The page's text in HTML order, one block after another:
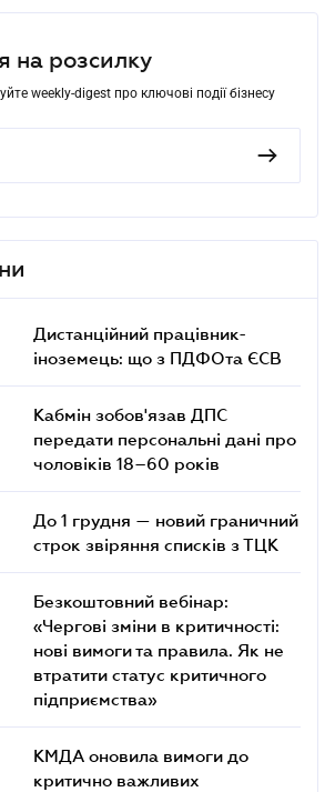
на розсилку
weekly-digest про ключові події бізнесу
Дистанційний працівник-
іноземець: що з ПДФОта ЄСВ
Кабмін зобов'язав ДПС
передати персональні дані про
чоловіків 18–60 років
До 1 грудня — новий граничний
строк звіряння списків з ТЦК
Безкоштовний вебінар:
«Чергові зміни в критичності:
нові вимоги та правила. Як не
втратити статус критичного
підприємства»
КМДА оновила вимоги до
критично важливих